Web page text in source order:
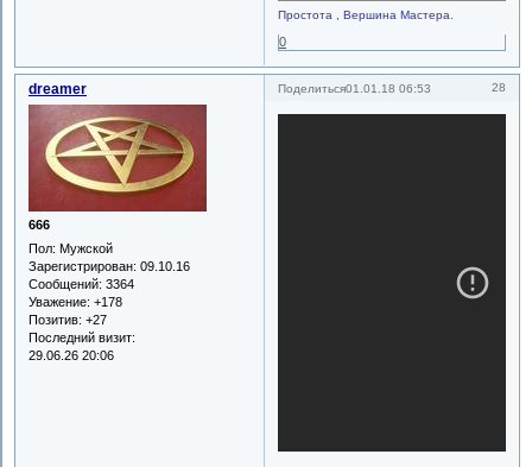
Простота , Вершина Мастера.
0
Поделиться 28
01.01.18 06:53
dreamer
666
Пол: Мужской
Зарегистрирован: 09.10.16
Сообщений: 3364
Уважение: +178
Позитив: +27
Последний визит:
29.06.26 20:06